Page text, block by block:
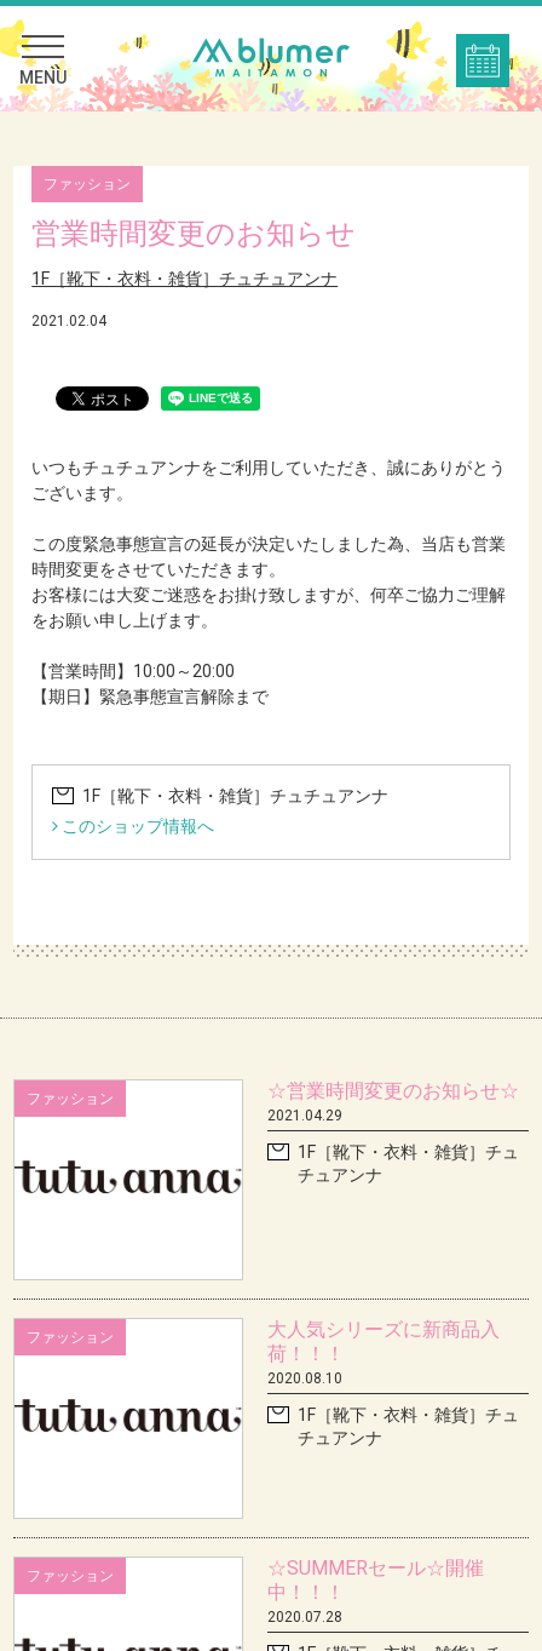
MENU
ファッション
営業時間変更のお知らせ
1F［靴下・衣料・雑貨］チュチュアンナ
2021.02.04
いつもチュチュアンナをご利用していただき、誠にありがとう
ございます。
この度緊急事態宣言の延長が決定いたしました為、当店も営業
時間変更をさせていただきます。
お客様には大変ご迷惑をお掛け致しますが、何卒ご協力ご理解
をお願い申し上げます。
【営業時間】10:00～20:00
【期日】緊急事態宣言解除まで
1F［靴下・衣料・雑貨］チュチュアンナ
このショップ情報へ
ファッション ☆営業時間変更のお知らせ☆
2021.04.29
1F［靴下・衣料・雑貨］チュ
チュアンナ
ファッション
大人気シリーズに新商品入
荷！！！
2020.08.10
1F［靴下・衣料・雑貨］チュ
チュアンナ
ファッション
☆SUMMERセール☆開催
中！！！
2020.07.28